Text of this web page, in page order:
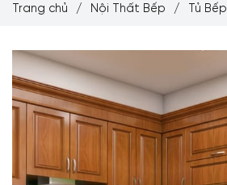
Trang chủ / Nội Thất Bếp / Tủ Bếp